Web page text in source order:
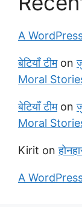
A
बेटियाँ टीमon
Moral
बेटियाँ टीमon
Moral
Kirit on
A